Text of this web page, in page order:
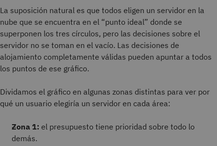
La suposición natural es que todos eligen un servidor en la
nube que se encuentra en el “punto ideal” donde se
superponen los tres círculos, pero las decisiones sobre el
servidor no se toman en el vacío. Las decisiones de
alojamiento completamente válidas pueden apuntar a todos
los puntos de ese gráfico.
Dividamos el gráfico en algunas zonas distintas para ver por
qué un usuario elegiría un servidor en cada área:
Zona 1: el presupuesto tiene prioridad sobre todo lo
demás.